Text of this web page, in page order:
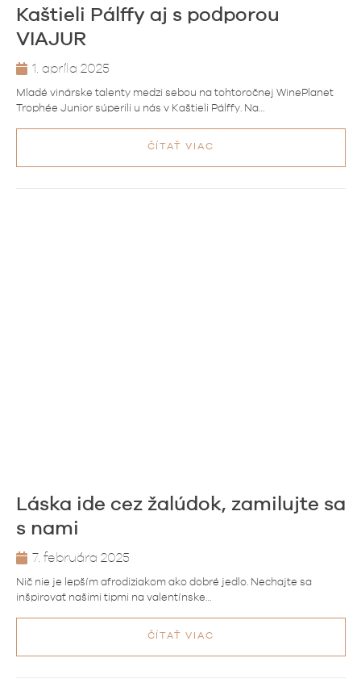
Kaštieli Pálffy aj s podporou
VIAJUR
1. apríla 2025
Mladé vinárske talenty medzi sebou na tohtoročnej WinePlanet
Trophée Junior súperili u nás v Kaštieli Pálffy. Na…
ČÍTAŤ VIAC
Láska ide cez žalúdok, zamilujte sa
s nami
7. februára 2025
Nič nie je lepším afrodiziakom ako dobré jedlo. Nechajte sa
inšpirovať našimi tipmi na valentínske…
ČÍTAŤ VIAC